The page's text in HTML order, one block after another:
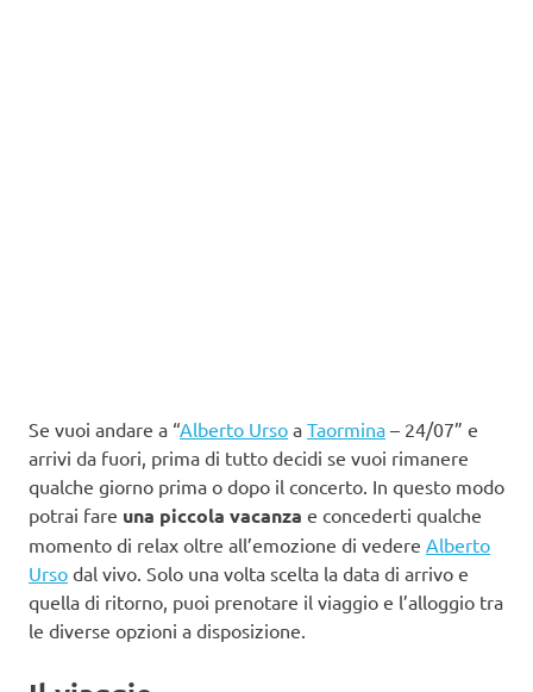
Se vuoi andare a “Alberto Urso a Taormina – 24/07” e
arrivi da fuori, prima di tutto decidi se vuoi rimanere
qualche giorno prima o dopo il concerto. In questo modo
potrai fare una piccola vacanza e concederti qualche
momento di relax oltre all’emozione di vedere Alberto
Urso dal vivo. Solo una volta scelta la data di arrivo e
quella di ritorno, puoi prenotare il viaggio e l’alloggio tra
le diverse opzioni a disposizione.